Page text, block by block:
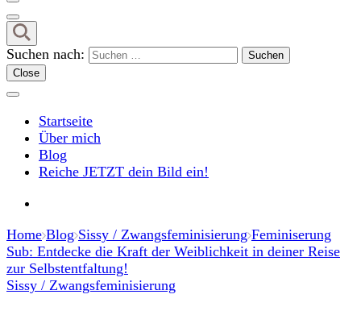
Suchen nach:
Close
Startseite
Über mich
Blog
Reiche JETZT dein Bild ein!
Home Blog Sissy / Zwangsfeminisierung Feminiserung
Sub: Entdecke die Kraft der Weiblichkeit in deiner Reise
zur Selbstentfaltung!
Sissy / Zwangsfeminisierung